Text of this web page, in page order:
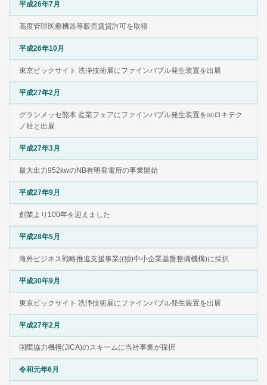
平成26年7月
高度管理医療機器等販売賃貸許可を取得
平成26年10月
東京ビックサイト 洗浄技術展にファインバブル発生装置を出展
平成27年2月
グランメッセ熊本 産業フェアにファインバブル発生装置を㈱ロキテク
ノ社と出展
平成27年3月
最大出力952kwのNB有明発電所の事業開始
平成27年9月
創業より100年を迎えました
平成28年5月
海外ビジネス戦略推進支援事業((独)中小企業基盤整備機構)に採択
平成30年9月
東京ビックサイト 洗浄技術展にファインバブル発生装置を出展
平成27年2月
国際協力機構(JICA)のスキームに当社事業が採択
令和元年6月